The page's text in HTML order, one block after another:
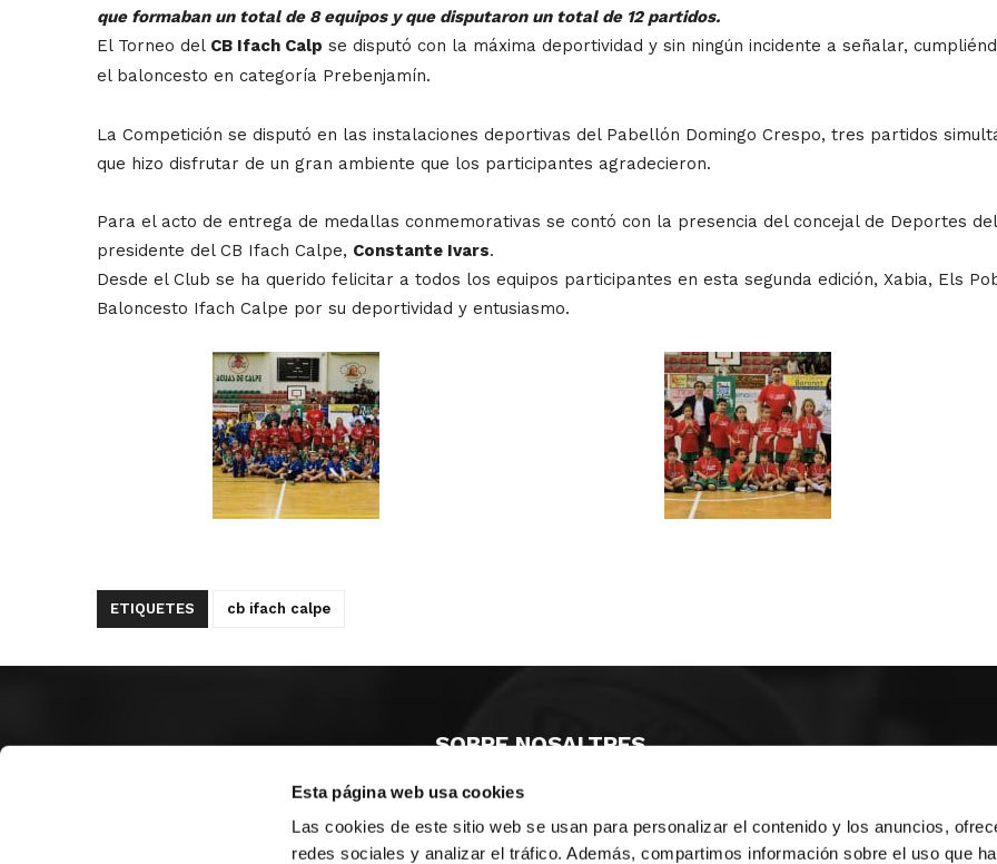
Esta página web usa cookies
Las cookies de este sitio web se usan para personalizar el contenido y los anuncios,
redes sociales y analizar el tráfico. Además, compartimos información sobre el uso que
que formaban un total de 8 equipos y que disputaron un total de 12 partidos.
El Torneo del CB Ifach Calp se disputó con la máxima deportividad y sin ningún incidente a señalar,
el baloncesto en categoría Prebenjamín.
La Competición se disputó en las instalaciones deportivas del Pabellón Domingo Crespo, tres partidos
que hizo disfrutar de un gran ambiente que los participantes agradecieron.
Para el acto de entrega de medallas conmemorativas se contó con la presencia del concejal de Deportes
presidente del CB Ifach Calpe, Constante Ivars.
Desde el Club se ha querido felicitar a todos los equipos participantes en esta segunda edición, Xabia, Els
Baloncesto Ifach Calpe por su deportividad y entusiasmo.
ETIQUETES cb ifach calpe
SOBRE NOSALTRES
CASTELLÓ
VALÈNCIA
MONESTIR DE POBLET 14 1ª 3º
ALACANT
CIUDAD DE MATANZAS 12